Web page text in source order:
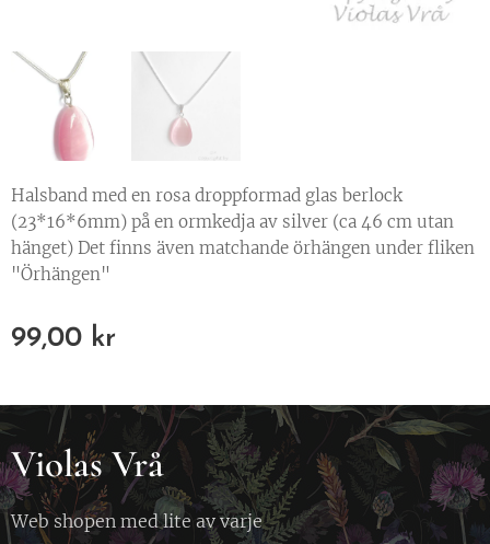
Halsband med en rosa droppformad glas berlock
(23*16*6mm) på en ormkedja av silver (ca 46 cm utan
hänget) Det finns även matchande örhängen under fliken
"Örhängen"
99,00 kr
Violas Vrå
Web shopen med lite av varje